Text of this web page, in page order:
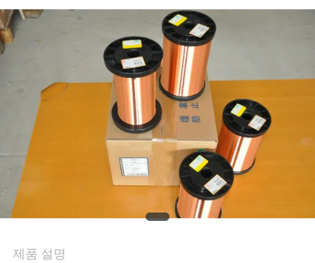
행
리
연
제품 설명